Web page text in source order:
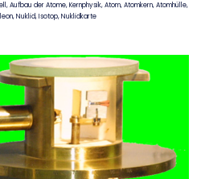
Aufbau der Atome, Kernphysik, Atom, Atomkern, Atomhülle,
Nuklid, Isotop, Nuklidkarte